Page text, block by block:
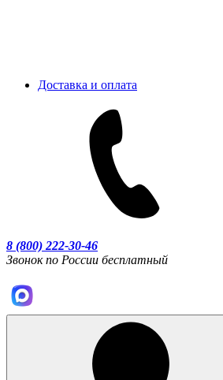
Доставка и оплата
8 (800) 222-30-46
Звонок по России бесплатный